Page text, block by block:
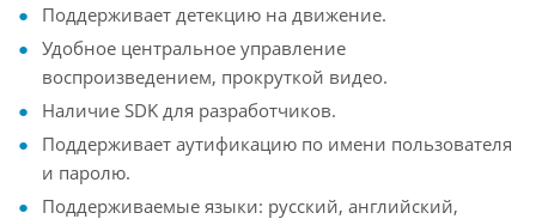
Поддерживает детекцию на движение.
Удобное центральное управление
воспроизведением, прокруткой видео.
Наличие SDK для разработчиков.
Поддерживает аутификацию по имени пользователя
и паролю.
Поддерживаемые языки: русский, английский,